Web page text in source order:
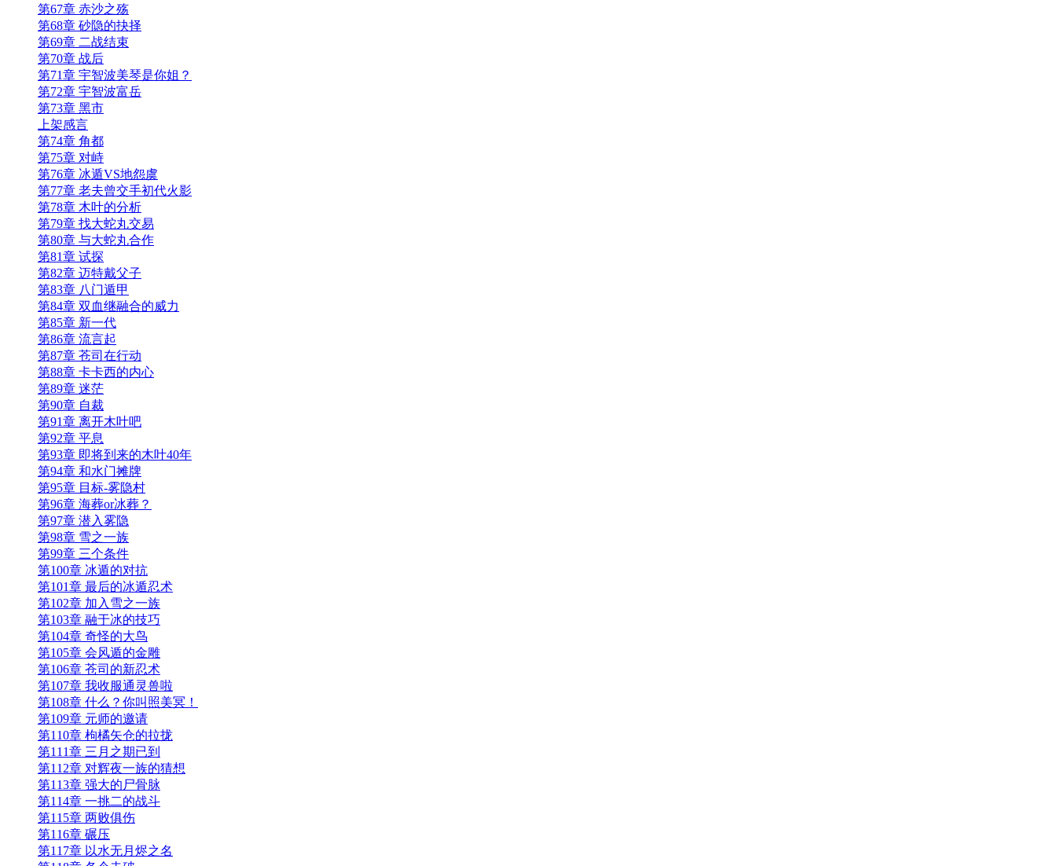
第67章 赤沙之殇
第68章 砂隐的抉择
第69章 二战结束
第70章 战后
第71章 宇智波美琴是你姐？
第72章 宇智波富岳
第73章 黑市
上架感言
第74章 角都
第75章 对峙
第76章 冰遁VS地怨虞
第77章 老夫曾交手初代火影
第78章 木叶的分析
第79章 找大蛇丸交易
第80章 与大蛇丸合作
第81章 试探
第82章 迈特戴父子
第83章 八门遁甲
第84章 双血继融合的威力
第85章 新一代
第86章 流言起
第87章 苍司在行动
第88章 卡卡西的内心
第89章 迷茫
第90章 自裁
第91章 离开木叶吧
第92章 平息
第93章 即将到来的木叶40年
第94章 和水门摊牌
第95章 目标-雾隐村
第96章 海葬or冰葬？
第97章 潜入雾隐
第98章 雪之一族
第99章 三个条件
第100章 冰遁的对抗
第101章 最后的冰遁忍术
第102章 加入雪之一族
第103章 融于冰的技巧
第104章 奇怪的大鸟
第105章 会风遁的金雕
第106章 苍司的新忍术
第107章 我收服通灵兽啦
第108章 什么？你叫照美冥！
第109章 元师的邀请
第110章 枸橘矢仓的拉拢
第111章 三月之期已到
第112章 对辉夜一族的猜想
第113章 强大的尸骨脉
第114章 一挑二的战斗
第115章 两败俱伤
第116章 碾压
第117章 以水无月烬之名